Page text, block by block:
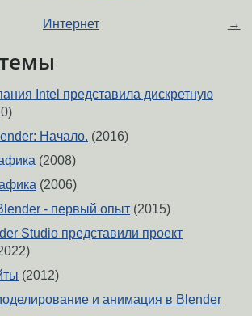
Интернет →
Intel представила дискретную
Начало. (2016)
(2008)
(2006)
- первый опыт (2015)
Studio представили проект
(2012)
и анимация в Blender